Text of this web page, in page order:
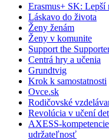
Erasmus+ SK: Lepší
Láskavo do života
Ženy ženám
Ženy v komunite
Support the
Centrá hry a učenia
Grundtvig
Krok k samostatnosti
Ovce.sk
Rodičovské
Revolúcia v učení
AXESS-
udržateľnosť